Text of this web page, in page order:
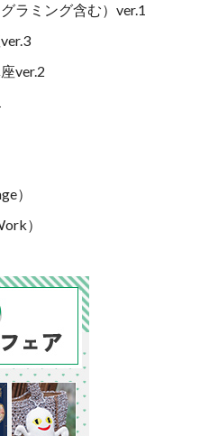
ラミング含む）ver.1
ver.2
）
）